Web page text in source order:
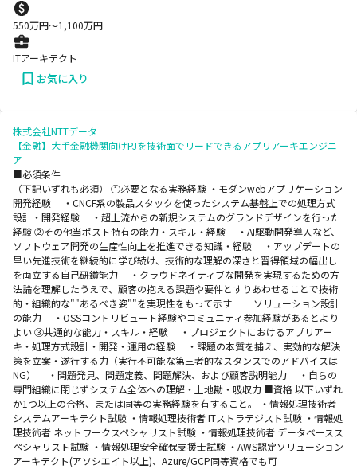
550万円〜1,100万円
ITアーキテクト
お気に入り
株式会社NTTデータ
【金融】大手金融機関向けPJを技術面でリードできるアプリアーキエンジニ
ア
■必須条件
（下記いずれも必須） ①必要となる実務経験 ・モダンwebアプリケーション
開発経験 ・CNCF系の製品スタックを使ったシステム基盤上での処理方式
設計・開発経験 ・超上流からの新規システムのグランドデザインを行った
経験 ②その他当ポスト特有の能力・スキル・経験 ・AI駆動開発導入など、
ソフトウェア開発の生産性向上を推進できる知識・経験 ・アップデートの
早い先進技術を継続的に学び続け、技術的な理解の深さと習得領域の幅出し
を両立する自己研鑽能力 ・クラウドネイティブな開発を実現するための方
法論を理解したうえで、顧客の抱える課題や要件とすりあわせることで技術
的・組織的な""あるべき姿""を実現性をもって示す ソリューション設計
の能力 ・OSSコントリビュート経験やコミュニティ参加経験があるとより
よい ③共通的な能力・スキル・経験 ・プロジェクトにおけるアプリアー
キ・処理方式設計・開発・運用の経験 ・課題の本質を捕え、実効的な解決
策を立案・遂行する力（実行不可能な第三者的なスタンスでのアドバイスは
NG） ・問題発見、問題定義、問題解決、および顧客説明能力 ・自らの
専門組織に閉じずシステム全体への理解・土地勘・吸収力 ■資格 以下いずれ
か1つ以上の合格、または同等の実務経験を有すること。 ・情報処理技術者
システムアーキテクト試験 ・情報処理技術者 ITストラテジスト試験 ・情報処
理技術者 ネットワークスペシャリスト試験 ・情報処理技術者 データベースス
ペシャリスト試験 ・情報処理安全確保支援士試験 ・AWS認定ソリューション
アーキテクト(アソシエイト以上)、Azure/GCP同等資格でも可